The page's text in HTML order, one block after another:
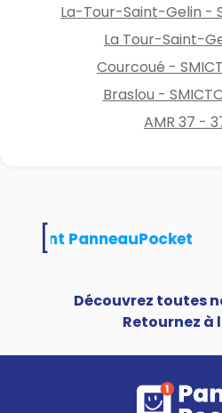
La-Tour-Saint-Gelin -
La Tour-Saint-
Courcoué -
Braslou -
AMR 37 -
PanneauPocket
Découvrez toutes
Retournez à